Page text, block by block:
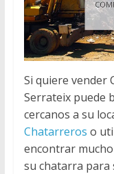
Si quiere vender
Serrateix puede
cercanos a su
Chatarreros o
encontrar
su chatarra para